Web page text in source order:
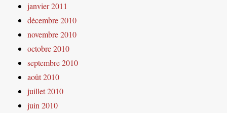
janvier 2011
décembre 2010
novembre 2010
octobre 2010
septembre 2010
août 2010
juillet 2010
juin 2010